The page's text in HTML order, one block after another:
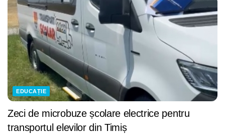
EDUCAȚIE
Zeci de microbuze școlare electrice pentru
transportul elevilor din Timiș